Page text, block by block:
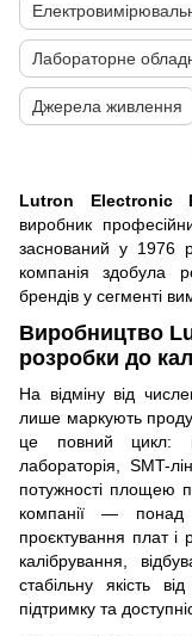
Лабораторне
Джерела живлення
Lutron Electronic
виробник
заснований у 1976
компанія здобула
брендів у сегменті
Виробництво
розробки до
На відміну від
лише маркують
це повний цикл:
лабораторія, SMT-
потужності площею
компанії — понад
проєктування плат і
калібрування,
стабільну якість
підтримку та